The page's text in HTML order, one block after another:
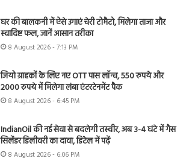
घर की बालकनी में ऐसे उगाएं चेरी टोमैटो, मिलेगा ताजा और
स्वादिष्ट फल, जानें आसान तरीका
8 August 2026 - 7:13 PM
जियो ग्राहकों के लिए नए OTT पास लॉन्च, 550 रुपये और
2000 रुपये में मिलेगा लंबा एंटरटेनमेंट पैक
8 August 2026 - 6:45 PM
IndianOil की नई सेवा से बदलेगी तस्वीर, अब 3-4 घंटे में गैस
सिलेंडर डिलीवरी का दावा, डिटेल में पढ़ें
8 August 2026 - 6:06 PM